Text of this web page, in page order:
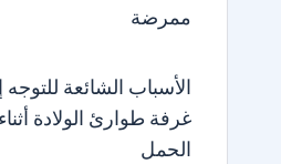
ممرضة
الأسباب الشائعة للتوجه
غرفة طوارئ الولادة أثناء
الحمل